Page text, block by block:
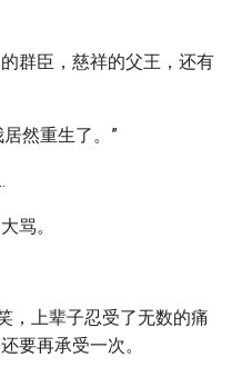
群臣，慈祥的父王，还有
然重生了。”
骂。
，上辈子忍受了无数的痛
要再承受一次。